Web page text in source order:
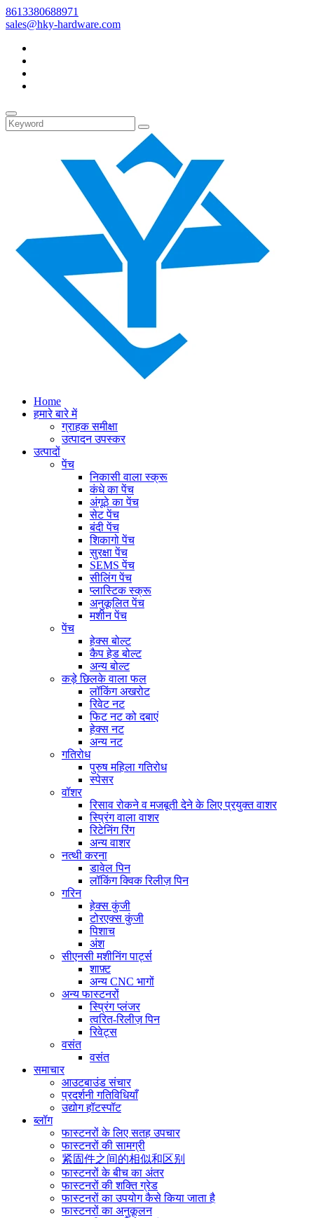
8613380688971
sales@hky-hardware.com
Home
हमारे बारे में
ग्राहक समीक्षा
उत्पादन उपस्कर
उत्पादों
पेंच
निकासी वाला स्क्रू
कंधे का पेंच
अंगूठे का पेंच
सेट पेंच
बंदी पेंच
शिकागो पेंच
सुरक्षा पेंच
SEMS पेंच
सीलिंग पेंच
प्लास्टिक स्क्रू
अनुकूलित पेंच
मशीन पेंच
पेंच
हेक्स बोल्ट
कैप हेड बोल्ट
अन्य बोल्ट
कड़े छिलके वाला फल
लॉकिंग अखरोट
रिवेट नट
फिट नट को दबाएं
हेक्स नट
अन्य नट
गतिरोध
पुरुष महिला गतिरोध
स्पेसर
वॉशर
रिसाव रोकने व मजबूती देने के लिए प्रयुक्त वाशर
स्प्रिंग वाला वाशर
रिटेनिंग रिंग
अन्य वाशर
नत्थी करना
डावेल पिन
लॉकिंग क्विक रिलीज़ पिन
गरिन
हेक्स कुंजी
टोरएक्स कुंजी
पिशाच
अंश
सीएनसी मशीनिंग पार्ट्स
शाफ़्ट
अन्य CNC भागों
अन्य फास्टनरों
स्प्रिंग प्लंजर
त्वरित-रिलीज़ पिन
रिवेट्स
वसंत
वसंत
समाचार
आउटबाउंड संचार
प्रदर्शनी गतिविधियाँ
उद्योग हॉटस्पॉट
ब्लॉग
फास्टनरों के लिए सतह उपचार
फास्टनरों की सामग्री
紧固件之间的相似和区别
फास्टनरों के बीच का अंतर
फास्टनरों की शक्ति ग्रेड
फास्टनरों का उपयोग कैसे किया जाता है
फास्टनरों का अनुकूलन